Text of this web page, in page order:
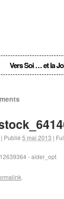
Vers Soi … et la
| Publié 5 mai 2013 |
- aider_opt
.